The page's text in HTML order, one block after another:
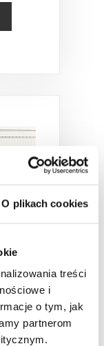
O plikach cookies
treści
i
o tym, jak
partnerom
1